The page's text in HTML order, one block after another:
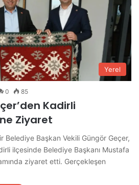
Yerel
0 85
Kadirli
Ziyaret
Belediye Başkan Vekili Güngör Geçer,
ilçesinde Belediye Başkanı Mustafa
ziyaret etti. Gerçekleşen